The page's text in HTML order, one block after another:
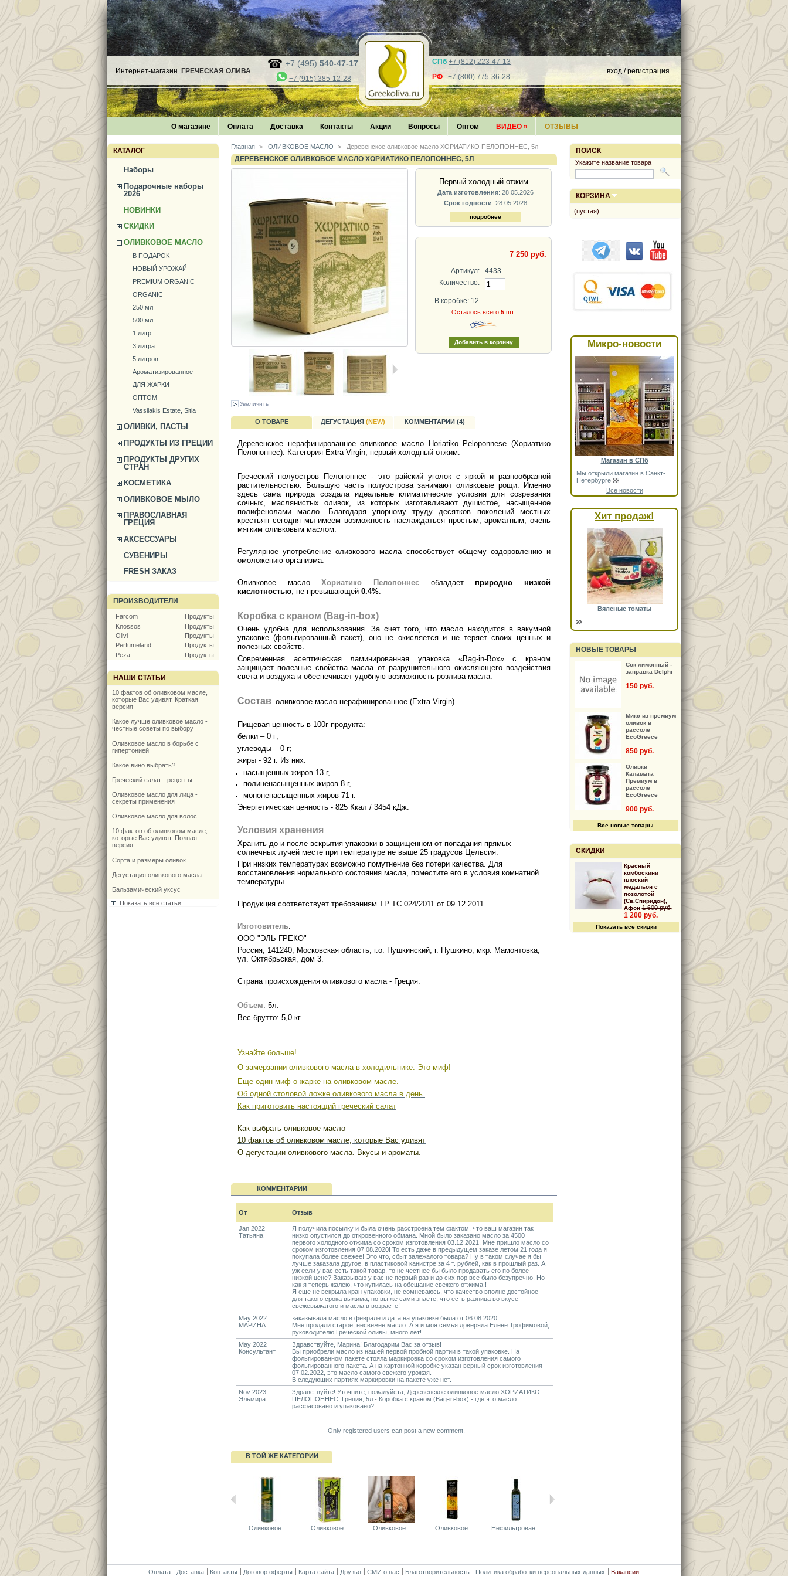
Интернет-магазин ГРЕЧЕСКАЯ ОЛИВА
+7 (495) 540-47-17
+7 (915) 385-12-28
СПб +7 (812) 223-47-13
РФ +7 (800) 775-36-28
вход / регистрация
О магазине Оплата Доставка Контакты Акции Вопросы Оптом ВИДЕО » ОТЗЫВЫ
КАТАЛОГ
Наборы
Подарочные наборы
2026
НОВИНКИ
СКИДКИ
ОЛИВКОВОЕ МАСЛО
В ПОДАРОК
НОВЫЙ УРОЖАЙ
PREMIUM ORGANIC
ORGANIC
250 мл
500 мл
1 литр
3 литра
5 литров
Ароматизированное
ДЛЯ ЖАРКИ
ОПТОМ
Vassilakis Estate, Sitia
ОЛИВКИ, ПАСТЫ
ПРОДУКТЫ ИЗ ГРЕЦИИ
ПРОДУКТЫ ДРУГИХ
СТРАН
КОСМЕТИКА
ОЛИВКОВОЕ МЫЛО
ПРАВОСЛАВНАЯ
ГРЕЦИЯ
АКСЕССУАРЫ
СУВЕНИРЫ
FRESH ЗАКАЗ
ПРОИЗВОДИТЕЛИ
Farcom
Продукты
Knossos
Продукты
Olivi
Продукты
Perfumeland
Продукты
Peza
Продукты
НАШИ СТАТЬИ
10 фактов об оливковом масле,
которые Вас удивят. Краткая
версия
Какое лучше оливковое масло -
честные советы по выбору
Оливковое масло в борьбе с
гипертонией
Какое вино выбрать?
Греческий салат - рецепты
Оливковое масло для лица -
секреты применения
Оливковое масло для волос
10 фактов об оливковом масле,
которые Вас удивят. Полная
версия
Сорта и размеры оливок
Дегустация оливкового масла
Бальзамический уксус
Показать все статьи
Главная > ОЛИВКОВОЕ МАСЛО > Деревенское оливковое масло ХОРИАТИКО ПЕЛОПОННЕС, 5л
ДЕРЕВЕНСКОЕ ОЛИВКОВОЕ МАСЛО ХОРИАТИКО ПЕЛОПОННЕС, 5Л
Увеличить
Первый холодный отжим
Дата изготовления: 28.05.2026
Срок годности: 28.05.2028
подробнее
7 250 руб.
Артикул:
4433
Количество:
В коробке: 12
Осталось всего5 шт.
О ТОВАРЕ ДЕГУСТАЦИЯ (NEW) КОММЕНТАРИИ (4)
Деревенское нерафинированное оливковое масло Horiatiko Peloponnese (Хориатико
Пелопоннес). Категория Extra Virgin, первый холодный отжим.
Греческий полуостров Пелопоннес - это райский уголок с яркой и разнообразной
растительностью. Большую часть полуострова занимают оливковые рощи. Именно
здесь сама природа создала идеальные климатические условия для созревания
сочных, маслянистых оливок, из которых изготавливают душистое, насыщенное
полифенолами масло. Благодаря упорному труду десятков поколений местных
крестьян сегодня мы имеем возможность наслаждаться простым, ароматным, очень
мягким оливковым маслом.
Регулярное употребление оливкового масла способствует общему оздоровлению и
омоложению организма.
Оливковое маслоХориатико Пелопоннес обладаетприродно низкой
кислотностью , не превышающей 0.4%
Коробка с краном (Bag-in-box)
Очень удобна для использования. За счет того, что масло находится в вакумной
упаковке (фольгированный пакет), оно не окисляется и не теряет своих ценных и
полезных свойств.
Современная асептическая ламинированная упаковка «Bag-in-Box» с краном
защищает полезные свойства масла от разрушительного окисляющего воздействия
света и воздуха и обеспечивает удобную возможность розлива масла.
Состав: оливковое масло нерафинированное (Extra Virgin)
Пищевая ценность в 100г продукта:
белки – 0 г;
углеводы – 0 г;
жиры - 92 г. Из них:
насыщенных жиров 13 г,
полиненасыщенных жиров 8 г,
мононенасыщенных жиров 71 г.
Энергетическая ценность - 825 Ккал / 3454 кДж.
Условия хранения
Хранить до и после вскрытия упаковки в защищенном от попадания прямых
солнечных лучей месте при температуре не выше 25 градусов Цельсия.
При низких температурах возможно помутнение без потери качества. Для
восстановления нормального состояния масла, поместите его в условия комнатной
температуры.
Продукция соответствует требованиям ТР ТС 024/2011 от 09.12.2011.
Изготовитель:
ООО "ЭЛЬ ГРЕКО"
Россия, 141240, Московская область, г.о. Пушкинский, г. Пушкино, мкр. Мамонтовка,
ул. Октябрьская, дом 3.
Страна происхождения оливкового масла - Греция.
Объем: 5л.
Вес брутто: 5,0 кг.
Узнайте больше!
О замерзании оливкового масла в холодильнике. Это миф!
Еще один миф о жарке на оливковом масле.
Об одной столовой ложке оливкового масла в день.
Как приготовить настоящий греческий салат
Как выбрать оливковое масло
10 фактов об оливковом масле, которые Вас удивят
О дегустации оливкового масла. Вкусы и ароматы.
КОММЕНТАРИИ
От Отзыв
Jan 2022
Татьяна
Я получила посылку и была очень расстроена тем фактом, что ваш магазин так
низко опустился до откровенного обмана. Мной было заказано масло за 4500
первого холодного отжима со сроком изготовления 03.12.2021. Мне пришло масло со
сроком изготовления 07.08.2020! То есть даже в предыдущем заказе летом 21 года я
покупала более свежее! Это что, сбыт залежалого товара? Ну в таком случае я бы
лучше заказала другое, в пластиковой канистре за 4 т. рублей, как в прошлый раз. А
уж если у вас есть такой товар, то не честнее бы было продавать его по более
низкой цене? Заказываю у вас не первый раз и до сих пор все было безупречно. Но
как я теперь жалею, что купилась на обещание свежего отжима !
Я еще не вскрыла кран упаковки, не сомневаюсь, что качество вполне достойное
для такого срока выжима, но вы же сами знаете, что есть разница во вкусе
свежевыжатого и масла в возрасте!
May 2022
МАРИНА
заказывала масло в феврале и дата на упаковке была от 06.08.2020
Мне продали старое, несвежее масло. А я и моя семья доверяла Елене Трофимовой,
руководителю Греческой оливы, много лет!
May 2022
Консультант
Здравствуйте, Марина! Благодарим Вас за отзыв!
Вы приобрели масло из нашей первой пробной партии в такой упаковке. На
фольгированном пакете стояла маркировка со сроком изготовления самого
фольгированного пакета. А на картонной коробке указан верный срок изготовления -
07.02.2022, это масло самого свежего урожая.
В следующих партиях маркировки на пакете уже нет.
Nov 2023
Эльмира
Здравствуйте! Уточните, пожалуйста, Деревенское оливковое масло ХОРИАТИКО
ПЕЛОПОННЕС, Греция, 5л - Коробка с краном (Bag-in-box) - где это масло
расфасовано и упаковано?
Only registered users can post a new comment.
В ТОЙ ЖЕ КАТЕГОРИИ
Оливковое... Оливковое... Оливковое... Оливковое... Нефильтрован... Нефильтрован...
ПОИСК
Укажите название товара
КОРЗИНА
(пустая)
Микро-новости
Магазин в СПб
Мы открыли магазин в Санкт-
Петербурге
Все новости
Хит продаж!
Вяленые томаты
НОВЫЕ ТОВАРЫ
Сок лимонный -
заправка Delphi
150 руб.
Микс из премиум
оливок в
рассоле
EcoGreece
850 руб.
Оливки
Каламата
Премиум в
рассоле
EcoGreece
900 руб.
Все новые товары
СКИДКИ
Красный
комбоскини
плоский
медальон с
позолотой
(Св.Спиридон),
Афон 1 600 руб.
1 200 руб.
Показать все скидки
Оплата Доставка Контакты Договор оферты Карта сайта Друзья СМИ о нас Благотворительность Политика обработки персональных данных Вакансии